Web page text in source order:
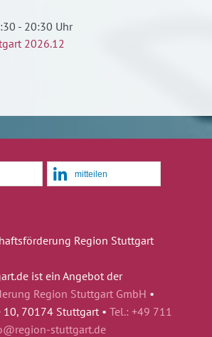
- 20:30 Uhr
2026.12
mitteilen
Region Stuttgart
ist ein Angebot der
Region Stuttgart GmbH •
10, 70174 Stuttgart • Tel.: +49 711
stuttgart.de